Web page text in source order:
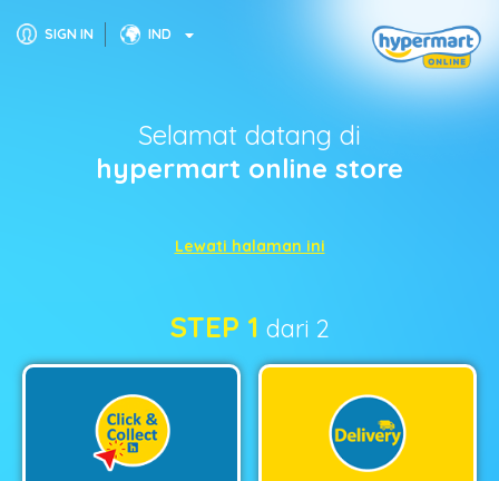
SIGN IN IND
Selamat datang di
hypermart online store
Lewati halaman ini
STEP 1 dari 2